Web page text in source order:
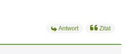
Antwort Zitat